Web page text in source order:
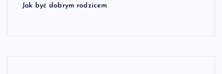
Jak być dobrym rodzicem